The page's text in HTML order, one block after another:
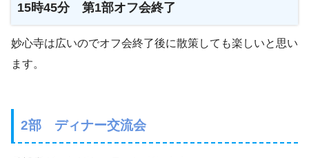
15時45分 第1部オフ会終了
妙心寺は広いのでオフ会終了後に散策しても楽しいと思い
ます。
2部 ディナー交流会